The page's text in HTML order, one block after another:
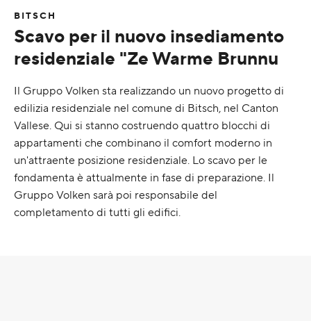
BITSCH
Scavo per il nuovo insediamento
residenziale "Ze Warme Brunnu
Il Gruppo Volken sta realizzando un nuovo progetto di
edilizia residenziale nel comune di Bitsch, nel Canton
Vallese. Qui si stanno costruendo quattro blocchi di
appartamenti che combinano il comfort moderno in
un'attraente posizione residenziale. Lo scavo per le
fondamenta è attualmente in fase di preparazione. Il
Gruppo Volken sarà poi responsabile del
completamento di tutti gli edifici.